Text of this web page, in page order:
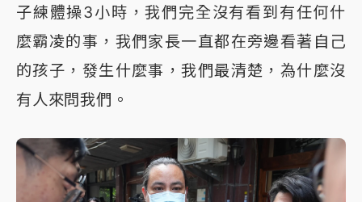
子練體操3小時，我們完全沒有看到有任何什
麼霸凌的事，我們家長一直都在旁邊看著自己
的孩子，發生什麼事，我們最清楚，為什麼沒
有人來問我們。